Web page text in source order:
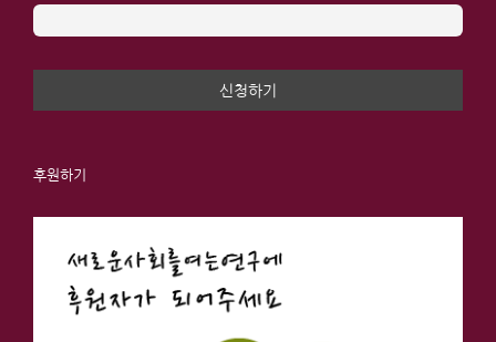
후원하기